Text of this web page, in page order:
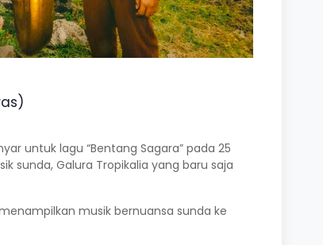
untuk lagu “Bentang Sagara” pada 25
sunda, Galura Tropikalia yang baru saja
musik bernuansa sunda ke